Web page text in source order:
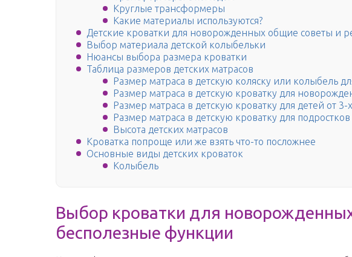
Круглые трансформеры
Какие материалы используются?
Детские кроватки для новорожденных общие советы и
Выбор материала детской колыбельки
Нюансы выбора размера кроватки
Таблица размеров детских матрасов
Размер матраса в детскую коляску или колыбель
Размер матраса в детскую кроватку для
Размер матраса в детскую кроватку для детей от 3-
Размер матраса в детскую кроватку для подростков
Высота детских матрасов
Кроватка попроще или же взять что-то посложнее
Основные виды детских кроваток
Колыбель
Выбор кроватки для
бесполезные функции